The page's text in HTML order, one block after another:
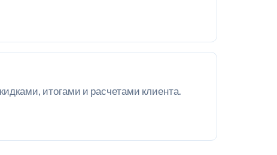
итогами и расчетами клиента.